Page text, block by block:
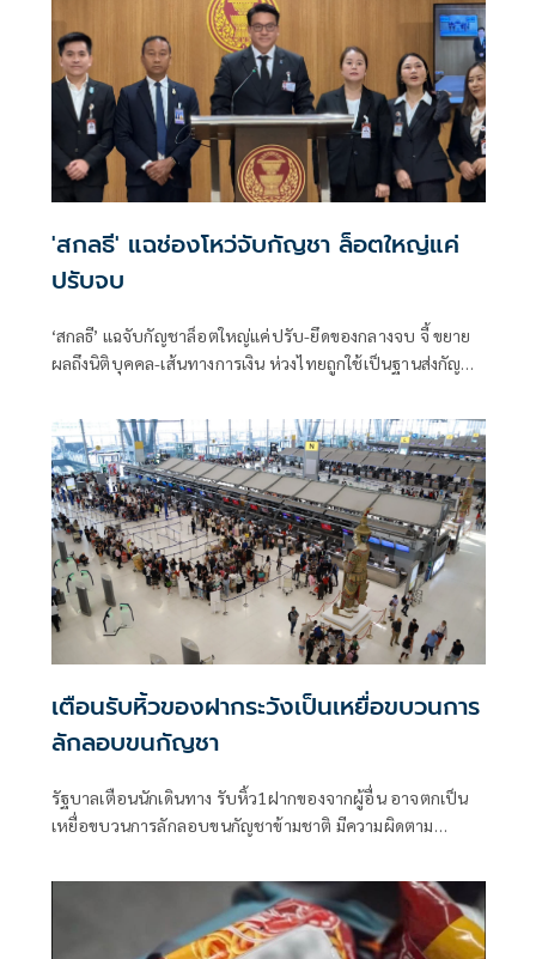
'สกลธี' แฉช่องโหว่จับกัญชา ล็อตใหญ่แค่
ปรับจบ
‘สกลธี’ แฉจับกัญชาล็อตใหญ่แค่ปรับ-ยึดของกลางจบ จี้ ขยาย
ผลถึงนิติบุคคล-เส้นทางการเงิน ห่วงไทยถูกใช้เป็นฐานส่งกัญชา
เตือนรับหิ้วของฝากระวังเป็นเหยื่อขบวนการ
ลักลอบขนกัญชา
รัฐบาลเตือนนักเดินทาง รับหิ้ว1ฝากของจากผู้อื่น อาจตกเป็น
เหยื่อขบวนการลักลอบขนกัญชาข้ามชาติ มีความผิดตาม